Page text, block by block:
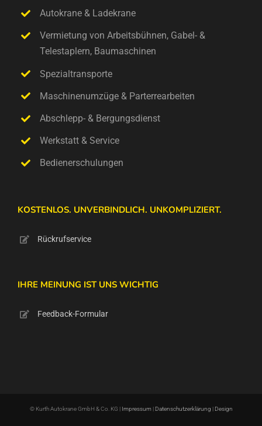
Autokrane & Ladekrane
Vermietung von Arbeitsbühnen, Gabel- &
Telestaplern, Baumaschinen
Spezialtransporte
Maschinenumzüge & Parterrearbeiten
Abschlepp- & Bergungsdienst
Werkstatt & Service
Bedienerschulungen
KOSTENLOS. UNVERBINDLICH. UNKOMPLIZIERT.
Rückrufservice
IHRE MEINUNG IST UNS WICHTIG
Feedback-Formular
© Kurth Autokrane GmbH & Co. KG | Impressum| Datenschutzerklärung | Design